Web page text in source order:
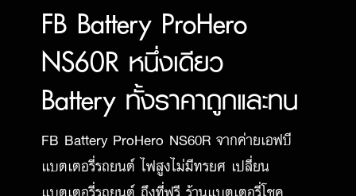
FB Battery ProHero
NS60R หนึ่งเดียว
Battery ทั้งราคาถูกและทน
FB Battery ProHero NS60R จากค่ายเอฟบี
แบตเตอรี่รถยนต์ ไฟสูงไม่มีทรยศ เปลี่ยน